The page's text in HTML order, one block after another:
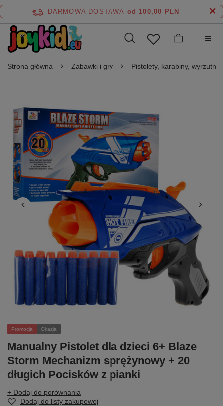
DARMOWA DOSTAWA od 100,00 PLN
Strona główna Zabawki i gry Pistolety, karabiny, wyrzutnie
Promocja Okazja
Manualny Pistolet dla dzieci 6+ Blaze
Storm Mechanizm sprężynowy + 20
długich Pocisków z pianki
+ Dodaj do porównania
Dodaj do listy zakupowej